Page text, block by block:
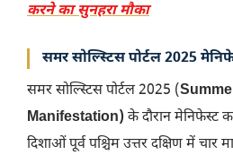
करने का सुनहरा मौका
समर सोल्स्टिस पोर्टल 2025
समर सोल्स्टिस पोर्टल 2025 (
Manifestation) के दौरान मेनिफेस्ट
दिशाओं पूर्व पश्चिम उत्तर दक्षिण में चार